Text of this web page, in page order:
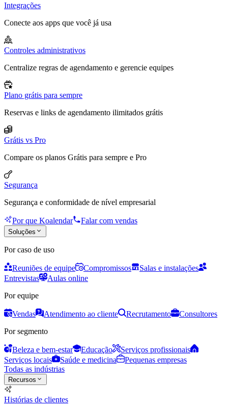
Integrações
Conecte aos apps que você já usa
Controles administrativos
Centralize regras de agendamento e gerencie equipes
Plano grátis para sempre
Reservas e links de agendamento ilimitados grátis
Grátis vs Pro
Compare os planos Grátis para sempre e Pro
Segurança
Segurança e conformidade de nível empresarial
Por que Koalendar Falar com vendas
Soluções
Por caso de uso
Reuniões de equipe Compromissos
Salas e instalações
Entrevistas
Aulas online
Por equipe
Vendas Atendimento ao cliente Recrutamento
Consultores
Por segmento
Beleza e bem-estar Educação
Serviços profissionais
Serviços locais
Saúde e medicina
Pequenas empresas
Todas as indústrias
Recursos
Histórias de clientes